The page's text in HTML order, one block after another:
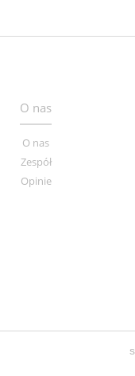
O nas
O nas
Zespół
Opinie